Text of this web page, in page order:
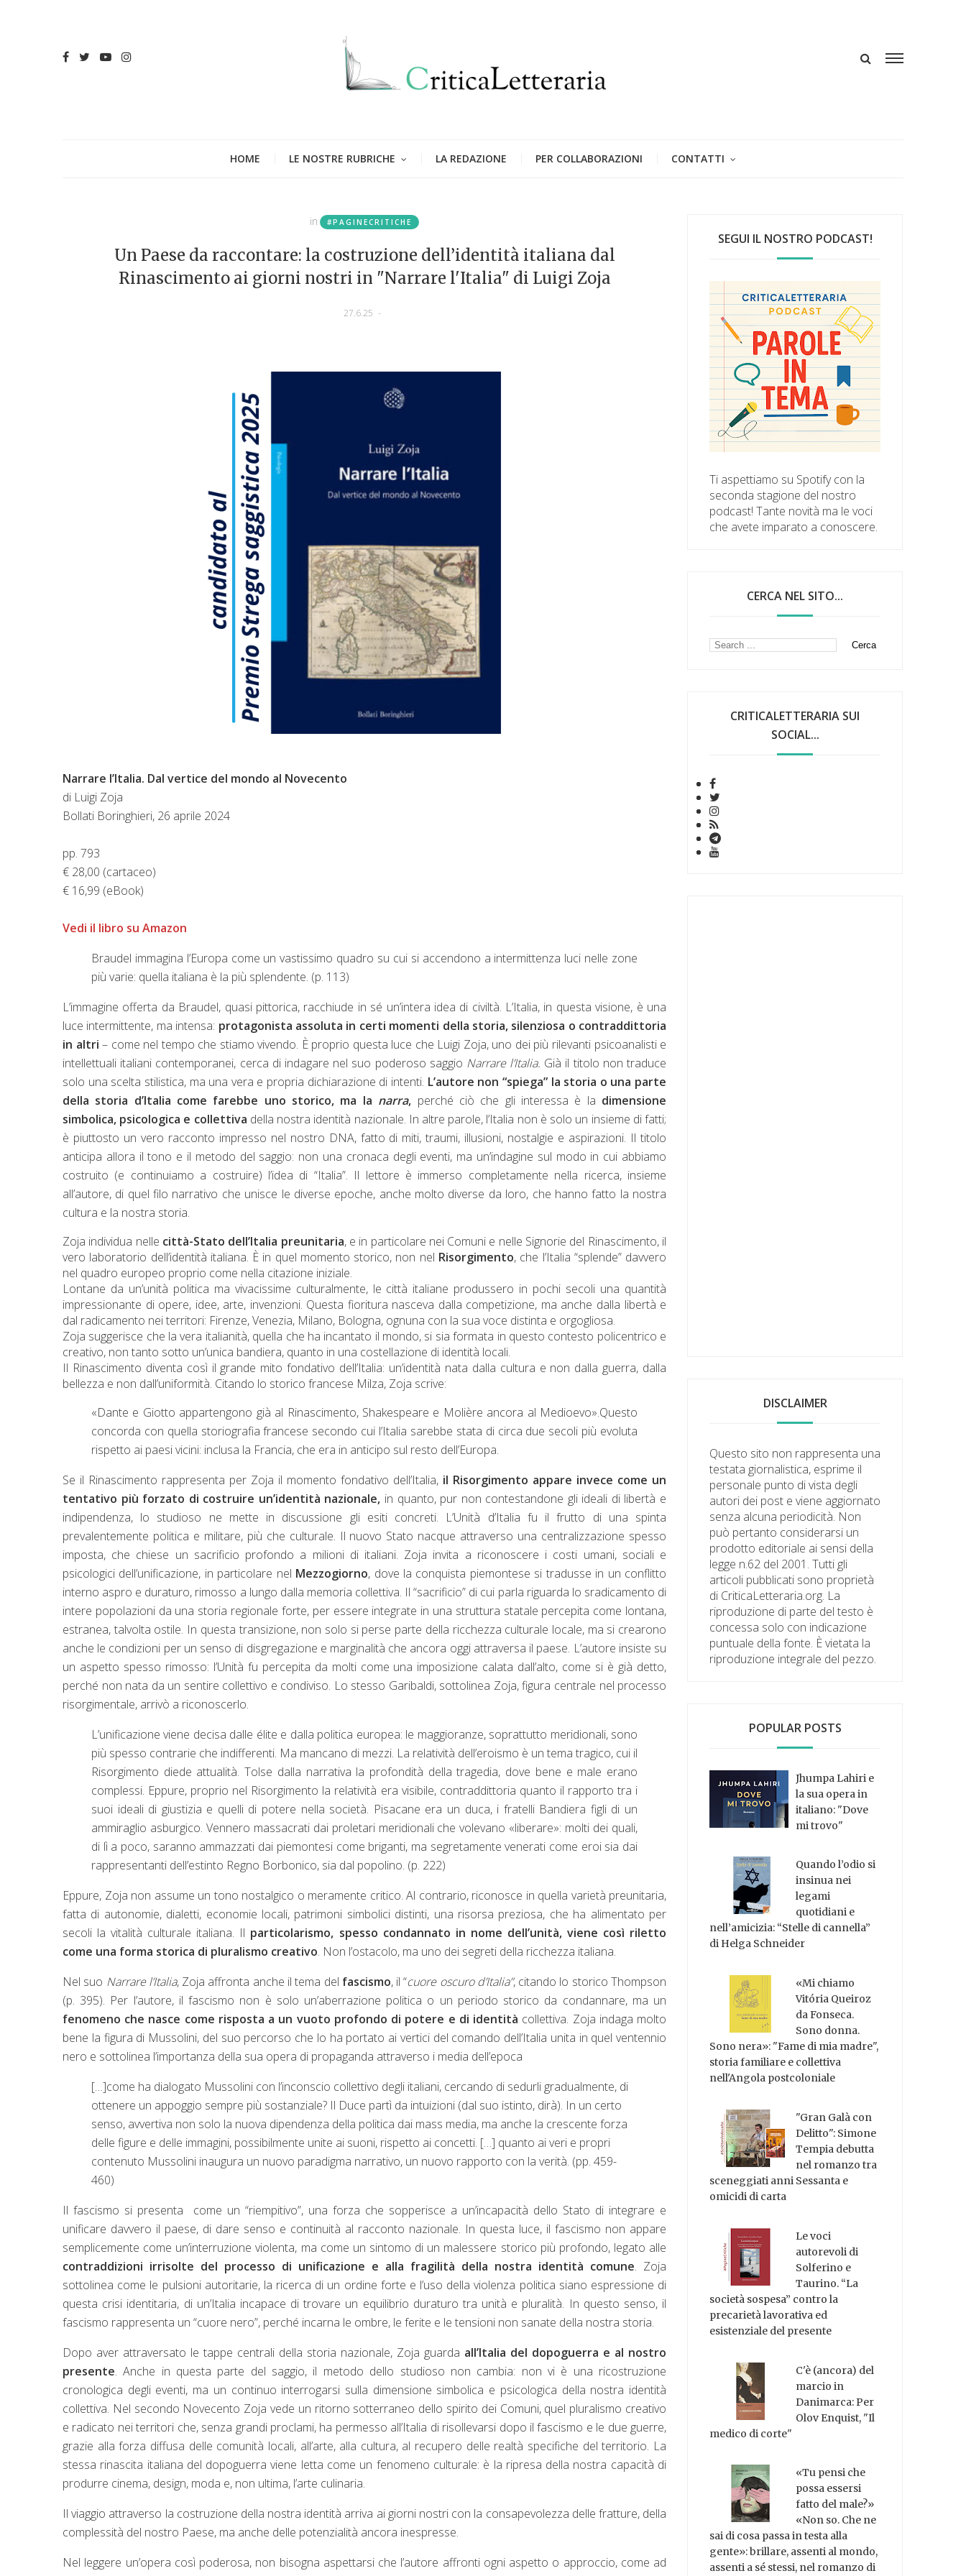
HOME LE NOSTRE RUBRICHE LA REDAZIONE PER COLLABORAZIONI CONTATTI
in #PAGINECRITICHE
Un Paese da raccontare: la costruzione dell’identità italiana dal
Rinascimento ai giorni nostri in "Narrare l'Italia" di Luigi Zoja
27.6.25 -
Narrare l’Italia. Dal vertice del mondo al Novecento
di Luigi Zoja
Bollati Boringhieri, 26 aprile 2024
pp. 793
€ 28,00 (cartaceo)
€ 16,99 (eBook)
Vedi il libro su Amazon
Braudel immagina l’Europa come un vastissimo quadro su cui si accendono a intermittenza luci nelle zone
più varie: quella italiana è la più splendente. (p. 113)
L’immagine offerta da Braudel, quasi pittorica, racchiude in sé un’intera idea di civiltà. L’Italia, in questa visione, è una
luce intermittente, ma intensa: protagonista assoluta in certi momenti della storia, silenziosa o contraddittoria
in altri – come nel tempo che stiamo vivendo. È proprio questa luce che Luigi Zoja, uno dei più rilevanti psicoanalisti e
intellettuali italiani contemporanei, cerca di indagare nel suo poderoso saggio Narrare l’Italia. Già il titolo non traduce
solo una scelta stilistica, ma una vera e propria dichiarazione di intenti. L’autore non “spiega” la storia o una parte
della storia d’Italia come farebbe uno storico, ma la narra, perché ciò che gli interessa è la dimensione
simbolica, psicologica e collettiva della nostra identità nazionale. In altre parole, l’Italia non è solo un insieme di fatti;
è piuttosto un vero racconto impresso nel nostro DNA, fatto di miti, traumi, illusioni, nostalgie e aspirazioni. Il titolo
anticipa allora il tono e il metodo del saggio: non una cronaca degli eventi, ma un’indagine sul modo in cui abbiamo
costruito (e continuiamo a costruire) l’idea di “Italia”. Il lettore è immerso completamente nella ricerca, insieme
all’autore, di quel filo narrativo che unisce le diverse epoche, anche molto diverse da loro, che hanno fatto la nostra
cultura e la nostra storia.
Zoja individua nelle città-Stato dell’Italia preunitaria, e in particolare nei Comuni e nelle Signorie del Rinascimento, il
vero laboratorio dell’identità italiana. È in quel momento storico, non nel Risorgimento, che l’Italia “splende” davvero
nel quadro europeo proprio come nella citazione iniziale.
Lontane da un’unità politica ma vivacissime culturalmente, le città italiane produssero in pochi secoli una quantità
impressionante di opere, idee, arte, invenzioni. Questa fioritura nasceva dalla competizione, ma anche dalla libertà e
dal radicamento nei territori: Firenze, Venezia, Milano, Bologna, ognuna con la sua voce distinta e orgogliosa.
Zoja suggerisce che la vera italianità, quella che ha incantato il mondo, si sia formata in questo contesto policentrico e
creativo, non tanto sotto un’unica bandiera, quanto in una costellazione di identità locali.
Il Rinascimento diventa così il grande mito fondativo dell’Italia: un’identità nata dalla cultura e non dalla guerra, dalla
bellezza e non dall’uniformità. Citando lo storico francese Milza, Zoja scrive:
«Dante e Giotto appartengono già al Rinascimento, Shakespeare e Molière ancora al Medioevo».Questo
concorda con quella storiografia francese secondo cui l’Italia sarebbe stata di circa due secoli più evoluta
rispetto ai paesi vicini: inclusa la Francia, che era in anticipo sul resto dell’Europa.
Se il Rinascimento rappresenta per Zoja il momento fondativo dell’Italia, il Risorgimento appare invece come un
tentativo più forzato di costruire un’identità nazionale, in quanto, pur non contestandone gli ideali di libertà e
indipendenza, lo studioso ne mette in discussione gli esiti concreti. L’Unità d’Italia fu il frutto di una spinta
prevalentemente politica e militare, più che culturale. Il nuovo Stato nacque attraverso una centralizzazione spesso
imposta, che chiese un sacrificio profondo a milioni di italiani. Zoja invita a riconoscere i costi umani, sociali e
psicologici dell’unificazione, in particolare nel Mezzogiorno, dove la conquista piemontese si tradusse in un conflitto
interno aspro e duraturo, rimosso a lungo dalla memoria collettiva. Il “sacrificio” di cui parla riguarda lo sradicamento di
intere popolazioni da una storia regionale forte, per essere integrate in una struttura statale percepita come lontana,
estranea, talvolta ostile. In questa transizione, non solo si perse parte della ricchezza culturale locale, ma si crearono
anche le condizioni per un senso di disgregazione e marginalità che ancora oggi attraversa il paese. L’autore insiste su
un aspetto spesso rimosso: l’Unità fu percepita da molti come una imposizione calata dall’alto, come si è già detto,
perché non nata da un sentire collettivo e condiviso. Lo stesso Garibaldi, sottolinea Zoja, figura centrale nel processo
risorgimentale, arrivò a riconoscerlo.
L’unificazione viene decisa dalle élite e dalla politica europea: le maggioranze, soprattutto meridionali, sono
più spesso contrarie che indifferenti. Ma mancano di mezzi. La relatività dell’eroismo è un tema tragico, cui il
Risorgimento diede attualità. Tolse dalla narrativa la profondità della tragedia, dove bene e male erano
complessi. Eppure, proprio nel Risorgimento la relatività era visibile, contraddittoria quanto il rapporto tra i
suoi ideali di giustizia e quelli di potere nella società. Pisacane era un duca, i fratelli Bandiera figli di un
ammiraglio asburgico. Vennero massacrati dai proletari meridionali che volevano «liberare»: molti dei quali,
di lì a poco, saranno ammazzati dai piemontesi come briganti, ma segretamente venerati come eroi sia dai
rappresentanti dell’estinto Regno Borbonico, sia dal popolino. (p. 222)
Eppure, Zoja non assume un tono nostalgico o meramente critico. Al contrario, riconosce in quella varietà preunitaria,
fatta di autonomie, dialetti, economie locali, patrimoni simbolici distinti, una risorsa preziosa, che ha alimentato per
secoli la vitalità culturale italiana. Il particolarismo, spesso condannato in nome dell’unità, viene così riletto
come una forma storica di pluralismo creativo. Non l’ostacolo, ma uno dei segreti della ricchezza italiana.
Nel suo Narrare l’Italia, Zoja affronta anche il tema del fascismo, il “cuore oscuro d’Italia”, citando lo storico Thompson
(p. 395). Per l’autore, il fascismo non è solo un’aberrazione politica o un periodo storico da condannare, ma un
fenomeno che nasce come risposta a un vuoto profondo di potere e di identità collettiva. Zoja indaga molto
bene la figura di Mussolini, del suo percorso che lo ha portato ai vertici del comando dell’Italia unita in quel ventennio
nero e sottolinea l’importanza della sua opera di propaganda attraverso i media dell’epoca
[…]come ha dialogato Mussolini con l’inconscio collettivo degli italiani, cercando di sedurli gradualmente, di
ottenere un appoggio sempre più sostanziale? Il Duce partì da intuizioni (dal suo istinto, dirà). In un certo
senso, avvertiva non solo la nuova dipendenza della politica dai mass media, ma anche la crescente forza
delle figure e delle immagini, possibilmente unite ai suoni, rispetto ai concetti. […] quanto ai veri e propri
contenuto Mussolini inaugura un nuovo paradigma narrativo, un nuovo rapporto con la verità. (pp. 459-
460)
Il fascismo si presenta come un “riempitivo”, una forza che sopperisce a un’incapacità dello Stato di integrare e
unificare davvero il paese, di dare senso e continuità al racconto nazionale. In questa luce, il fascismo non appare
semplicemente come un’interruzione violenta, ma come un sintomo di un malessere storico più profondo, legato alle
contraddizioni irrisolte del processo di unificazione e alla fragilità della nostra identità comune. Zoja
sottolinea come le pulsioni autoritarie, la ricerca di un ordine forte e l’uso della violenza politica siano espressione di
questa crisi identitaria, di un’Italia incapace di trovare un equilibrio duraturo tra unità e pluralità. In questo senso, il
fascismo rappresenta un “cuore nero”, perché incarna le ombre, le ferite e le tensioni non sanate della nostra storia.
Dopo aver attraversato le tappe centrali della storia nazionale, Zoja guarda all’Italia del dopoguerra e al nostro
presente. Anche in questa parte del saggio, il metodo dello studioso non cambia: non vi è una ricostruzione
cronologica degli eventi, ma un continuo interrogarsi sulla dimensione simbolica e psicologica della nostra identità
collettiva. Nel secondo Novecento Zoja vede un ritorno sotterraneo dello spirito dei Comuni, quel pluralismo creativo
e radicato nei territori che, senza grandi proclami, ha permesso all’Italia di risollevarsi dopo il fascismo e le due guerre,
grazie alla forza diffusa delle comunità locali, all’arte, alla cultura, al recupero delle realtà specifiche del territorio. La
stessa rinascita italiana del dopoguerra viene letta come un fenomeno culturale: è la ripresa della nostra capacità di
produrre cinema, design, moda e, non ultima, l’arte culinaria.
Il viaggio attraverso la costruzione della nostra identità arriva ai giorni nostri con la consapevolezza delle fratture, della
complessità del nostro Paese, ma anche delle potenzialità ancora inespresse.
Nel leggere un’opera così poderosa, non bisogna aspettarsi che l’autore affronti ogni aspetto o approccio, come ad
SEGUI IL NOSTRO PODCAST!
Ti aspettiamo su Spotify con la
seconda stagione del nostro
podcast! Tante novità ma le voci
che avete imparato a conoscere.
CERCA NEL SITO...
CRITICALETTERARIA SUI
SOCIAL...
DISCLAIMER
Questo sito non rappresenta una
testata giornalistica, esprime il
personale punto di vista degli
autori dei post e viene aggiornato
senza alcuna periodicità. Non
può pertanto considerarsi un
prodotto editoriale ai sensi della
legge n.62 del 2001. Tutti gli
articoli pubblicati sono proprietà
di CriticaLetteraria.org. La
riproduzione di parte del testo è
concessa solo con indicazione
puntuale della fonte. È vietata la
riproduzione integrale del pezzo.
POPULAR POSTS
Jhumpa Lahiri e
la sua opera in
italiano: "Dove
mi trovo"
Quando l’odio si
insinua nei
legami
quotidiani e
nell’amicizia: “Stelle di cannella”
di Helga Schneider
«Mi chiamo
Vitória Queiroz
da Fonseca.
Sono donna.
Sono nera»: "Fame di mia madre",
storia familiare e collettiva
nell'Angola postcoloniale
"Gran Galà con
Delitto": Simone
Tempia debutta
nel romanzo tra
sceneggiati anni Sessanta e
omicidi di carta
Le voci
autorevoli di
Solferino e
Taurino. “La
società sospesa” contro la
precarietà lavorativa ed
esistenziale del presente
C'è (ancora) del
marcio in
Danimarca: Per
Olov Enquist, "Il
medico di corte"
«Tu pensi che
possa essersi
fatto del male?»
«Non so. Che ne
sai di cosa passa in testa alla
gente»: brillare, assenti al mondo,
assenti a sé stessi, nel romanzo di